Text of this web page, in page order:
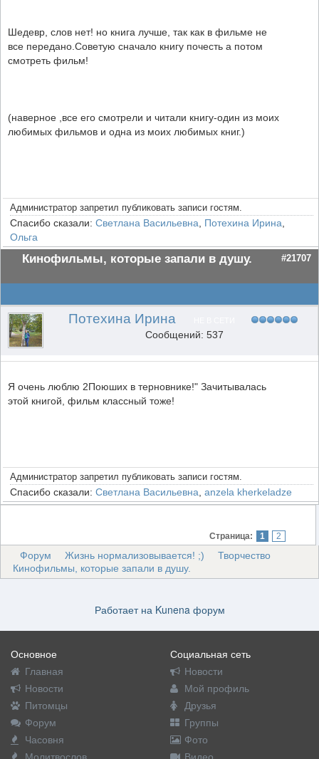
Шедевр, слов нет! но книга лучше, так как в фильме не
все передано.Советую сначало книгу почесть а потом
смотреть фильм!
(наверное ,все его смотрели и читали книгу-один из моих
любимых фильмов и одна из моих любимых книг.)
Администратор запретил публиковать записи гостям.
Спасибо сказали: Светлана Васильевна Потехина Ирина
Ольга
Кинофильмы, которые запали в душу. #21707
Потехина Ирина
Сообщений: 537
Я очень люблю 2Поюших в терновнике!" Зачитывалась
этой книгой, фильм классный тоже!
Администратор запретил публиковать записи гостям.
Спасибо сказали: Светлана Васильевна anzela kherkeladze
Страница: 1 2
Форум Жизнь нормализовывается! ;)
Творчество
Кинофильмы, которые запали в душу.
Работает на Kunena форум
Основное
Главная
Новости
Питомцы
Форум
Часовня
Молитвослов
Социальная сеть
Новости
Мой профиль
Друзья
Группы
Фото
Видео